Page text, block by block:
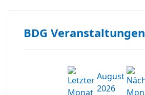
BDG Veranstaltungen
August
2026